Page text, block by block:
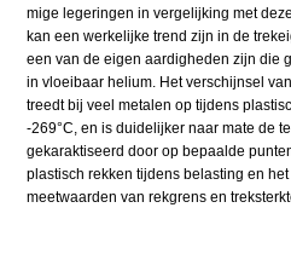
mige legeringen in vergelijking met
kan een werkelijke trend zijn in de
een van de eigen aardigheden zijn die
in vloeibaar helium. Het verschijnsel
treedt bij veel metalen op tijdens
-269°C, en is duidelijker naar mate de
gekaraktiseerd door op bepaalde
plastisch rekken tijdens belasting en
meetwaarden van rekgrens en